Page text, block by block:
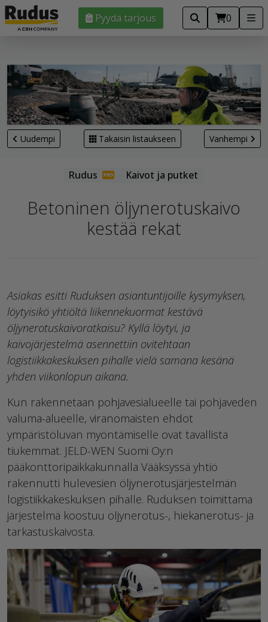
Pyydä tarjous 0
Uudempi Takaisin listaukseen Vanhempi
Kaivot ja putket
Betoninen öljynerotuskaivo
kestää rekat
Asiakas esitti Ruduksen asiantuntijoille kysymyksen,
löytyisikö yhtiöltä liikennekuormat kestävä
öljynerotuskaivoratkaisu? Kyllä löytyi, ja
kaivojärjestelmä asennettiin ovitehtaan
logistiikkakeskuksen pihalle vielä samana kesänä
yhden viikonlopun aikana.
Kun rakennetaan pohjavesialueelle tai pohjaveden
valuma-alueelle, viranomaisten ehdot
ympäristöluvan myöntämiselle ovat tavallista
tiukemmat. JELD-WEN Suomi Oy:n
pääkonttoripaikkakunnalla Vääksyssä yhtiö
rakennutti hulevesien öljynerotusjärjestelmän
logistiikkakeskuksen pihalle. Ruduksen toimittama
järjestelmä koostuu öljynerotus-, hiekanerotus- ja
tarkastuskaivosta.